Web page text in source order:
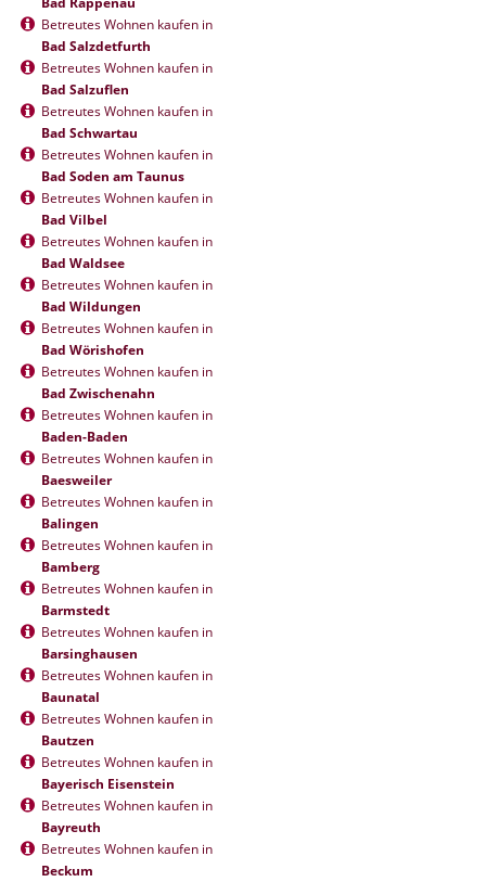
Betreutes Wohnen kaufen in
Bad Salzdetfurth
Betreutes Wohnen kaufen in
Bad Salzuflen
Betreutes Wohnen kaufen in
Bad Schwartau
Betreutes Wohnen kaufen in
Bad Soden am Taunus
Betreutes Wohnen kaufen in
Bad Vilbel
Betreutes Wohnen kaufen in
Bad Waldsee
Betreutes Wohnen kaufen in
Bad Wildungen
Betreutes Wohnen kaufen in
Bad Wörishofen
Betreutes Wohnen kaufen in
Bad Zwischenahn
Betreutes Wohnen kaufen in
Baden-Baden
Betreutes Wohnen kaufen in
Baesweiler
Betreutes Wohnen kaufen in
Balingen
Betreutes Wohnen kaufen in
Bamberg
Betreutes Wohnen kaufen in
Barmstedt
Betreutes Wohnen kaufen in
Barsinghausen
Betreutes Wohnen kaufen in
Baunatal
Betreutes Wohnen kaufen in
Bautzen
Betreutes Wohnen kaufen in
Bayerisch Eisenstein
Betreutes Wohnen kaufen in
Bayreuth
Betreutes Wohnen kaufen in
Beckum